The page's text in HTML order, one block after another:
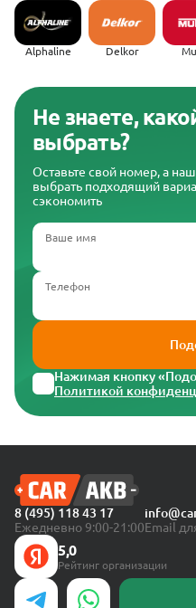
Alphaline Delkor
Не знаете,
выбрать?
Оставьте свой номер, а
выбрать подходящий
сэкономить
Ваше имя
Телефон
Нажимая кнопку
Политикой
8 (495) 118 43 17
Ежедневно 9:00-21:00Email
5,0
Рейтинг организации